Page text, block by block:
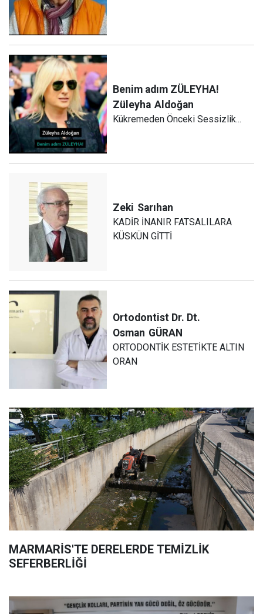
Benim adım ZÜLEYHA!
Züleyha Aldoğan
Kükremeden Önceki Sessizlik...
Zeki Sarıhan
KADİR İNANIR FATSALILARA
KÜSKÜN GİTTİ
Ortodontist Dr. Dt.
Osman GÜRAN
ORTODONTİK ESTETİKTE ALTIN
ORAN
MARMARİS'TE DERELERDE TEMİZLİK
SEFERBERLİĞİ